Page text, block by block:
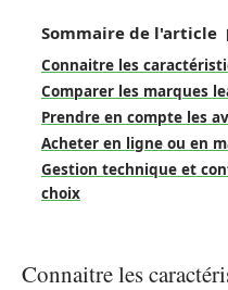
Sommaire de l'article
Connaitre les
Comparer les marques
Prendre en compte les
Acheter en ligne ou en
Gestion technique et
choix
Connaitre les